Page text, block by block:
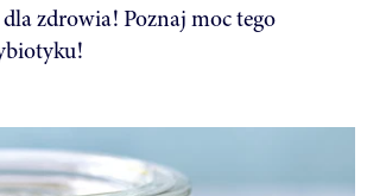
zdrowia! Poznaj moc tego